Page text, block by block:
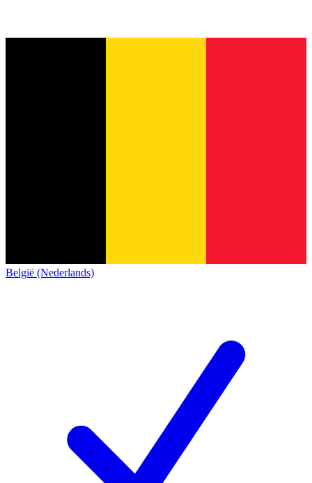
België (Nederlands)